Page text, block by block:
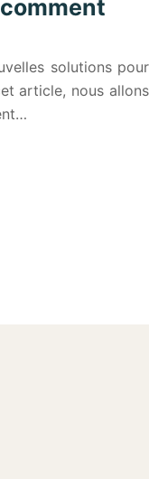
solutions pour
article, nous allons